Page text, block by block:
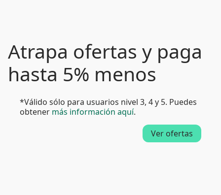
Atrapa ofertas y paga
hasta 5% menos
*Válido sólo para usuarios nivel 3, 4 y 5. Puedes
obtener más información aquí.
Ver ofertas